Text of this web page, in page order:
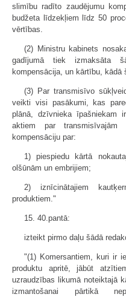
slimību radīto zaudējumu
budžeta līdzekļiem līdz 50
vērtības.
(2) Ministru kabinets
gadījumā tiek izmaksāta
kompensācija, un kārtību,
(3) Par transmisīvo
veikti visi pasākumi, kas
plānā, dzīvnieka īpašniekam
aktiem par transmisīvajām
kompensāciju par:
1) piespiedu kārtā
olšūnām un embrijiem;
2) iznīcinātajiem
produktiem."
15. 40.pantā:
izteikt pirmo daļu šādā
"(1) Komersantiem, kuri ir
produktu apritē, jābūt
uzraudzības likumā noteiktajā
izmantošanai pārtikā